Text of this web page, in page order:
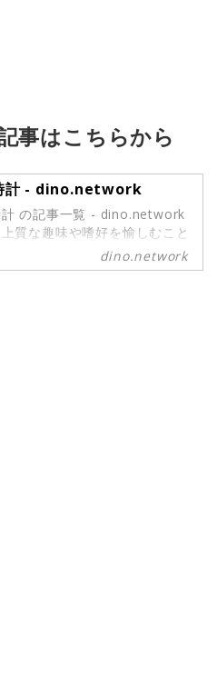
事はこちらから
計 - dino.network
計 の記事一覧 - dino.network
質な趣味や嗜好を愉しむこと
きるパワーピープルのために、
年8月1日に創刊されたライフ
dino.network